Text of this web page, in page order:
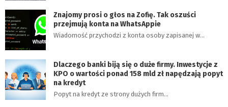
Znajomy prosi o głos na Zofię. Tak oszuści
przejmują konta na WhatsAppie
Wiadomość przychodzi z konta osoby zapisanej w…
Dlaczego banki biją się o duże firmy. Inwestycje z
KPO o wartości ponad 158 mld zł napędzają popyt
na kredyt
Popyt na kredyt ze strony dużych firm…